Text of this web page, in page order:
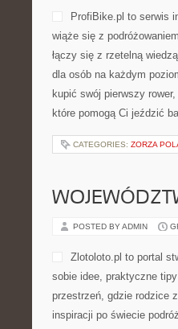
kontrahenci
wielkanoc bardzo często
osoby, która szuka […]
POSTED BY ADMIN